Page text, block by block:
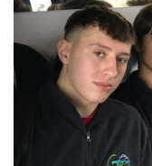
O nas
Regulamin rekrutacji do SP
Potrzebne dokumenty
Informacja o teście z języka
Stypendia naukowe
Plan nauczania klasa 7. i 8.